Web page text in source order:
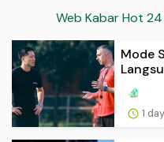
Web Kabar Hot
Mode
1